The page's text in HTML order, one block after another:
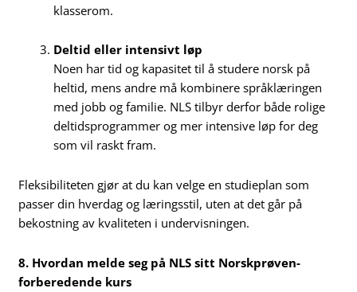
klasserom.
Deltid eller intensivt løp
Noen har tid og kapasitet til å studere norsk på
heltid, mens andre må kombinere språklæringen
med jobb og familie. NLS tilbyr derfor både rolige
deltidsprogrammer og mer intensive løp for deg
som vil raskt fram.
Fleksibiliteten gjør at du kan velge en studieplan som
passer din hverdag og læringsstil, uten at det går på
bekostning av kvaliteten i undervisningen.
8. Hvordan melde seg på NLS sitt Norskprøven-
forberedende kurs